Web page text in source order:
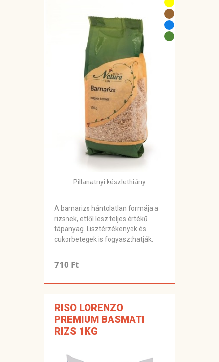
Pillanatnyi készlethiány
A barnarizs hántolatlan formája a
rizsnek, ettől lesz teljes értékű
tápanyag. Lisztérzékenyek és
cukorbetegek is fogyaszthatják.
710 Ft
RISO LORENZO
PREMIUM BASMATI
RIZS 1KG